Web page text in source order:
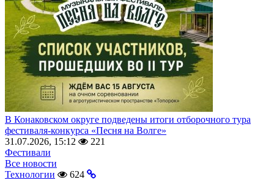
В Конаковском округе подведены итоги отборочного тура
фестиваля-конкурса «Песня на Волге»
31.07.2026, 15:12
221
Фестивали
Все новости
Технологии
624